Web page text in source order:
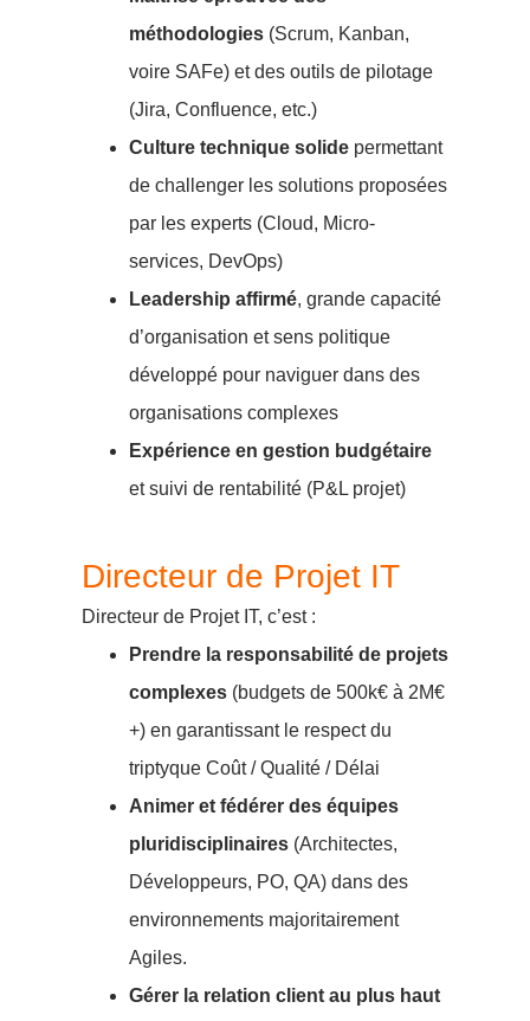
méthodologies (Scrum, Kanban,
voire SAFe) et des outils de pilotage
(Jira, Confluence, etc.)
Culture technique solide permettant
de challenger les solutions proposées
par les experts (Cloud, Micro-
services, DevOps)
Leadership affirmé, grande capacité
d’organisation et sens politique
développé pour naviguer dans des
organisations complexes
Expérience en gestion budgétaire
et suivi de rentabilité (P&L projet)
Directeur de Projet IT
Directeur de Projet IT, c’est :
Prendre la responsabilité de projets
complexes (budgets de 500k€ à 2M€
+) en garantissant le respect du
triptyque Coût / Qualité / Délai
Animer et fédérer des équipes
pluridisciplinaires (Architectes,
Développeurs, PO, QA) dans des
environnements majoritairement
Agiles.
Gérer la relation client au plus haut